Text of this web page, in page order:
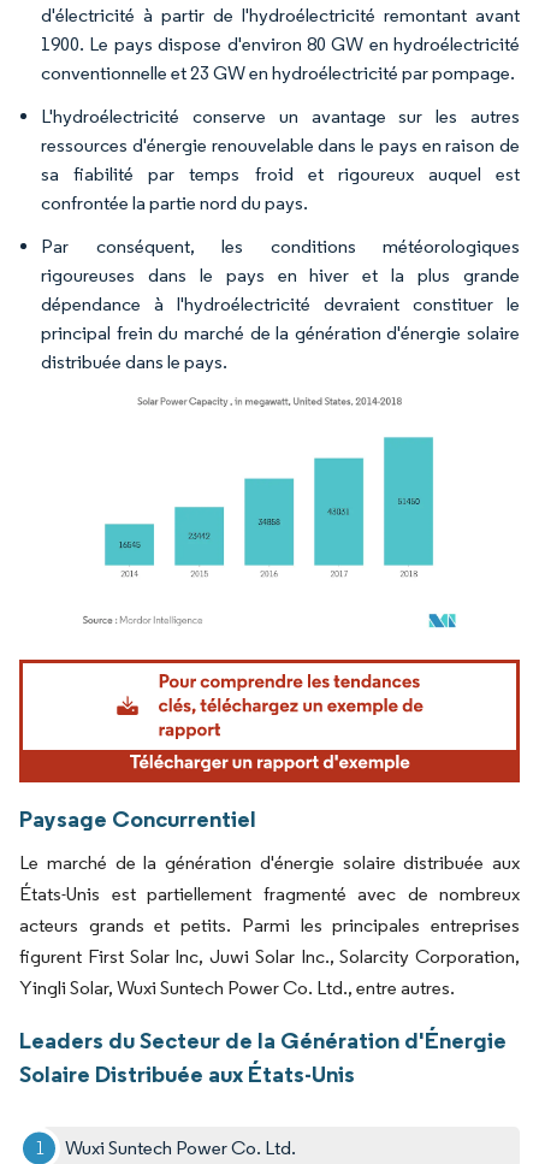
d'électricité à partir de l'hydroélectricité remontant avant
1900. Le pays dispose d'environ 80 GW en hydroélectricité
conventionnelle et 23 GW en hydroélectricité par pompage.
L'hydroélectricité conserve un avantage sur les autres
ressources d'énergie renouvelable dans le pays en raison de
sa fiabilité par temps froid et rigoureux auquel est
confrontée la partie nord du pays.
Par conséquent, les conditions météorologiques
rigoureuses dans le pays en hiver et la plus grande
dépendance à l'hydroélectricité devraient constituer le
principal frein du marché de la génération d'énergie solaire
distribuée dans le pays.
Image © Mordor Intelligence. La réutilisation nécessite une attribution sous CC BY
Paysage Concurrentiel
Le marché de la génération d'énergie solaire distribuée aux
États-Unis est partiellement fragmenté avec de nombreux
acteurs grands et petits. Parmi les principales entreprises
figurent First Solar Inc, Juwi Solar Inc., Solarcity Corporation,
Yingli Solar, Wuxi Suntech Power Co. Ltd., entre autres.
Leaders du Secteur de la Génération d'Énergie
Solaire Distribuée aux États-Unis
Wuxi Suntech Power Co. Ltd.